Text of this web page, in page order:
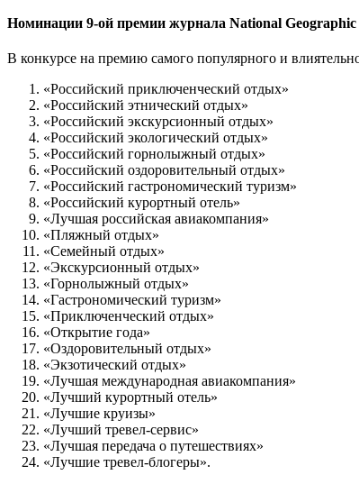
Номинации 9-ой премии журнала National
В конкурсе на премию самого популярного и
«Российский приключенческий отдых»
«Российский этнический отдых»
«Российский экскурсионный отдых»
«Российский экологический отдых»
«Российский горнолыжный отдых»
«Российский оздоровительный отдых»
«Российский гастрономический туризм»
«Российский курортный отель»
«Лучшая российская авиакомпания»
«Пляжный отдых»
«Семейный отдых»
«Экскурсионный отдых»
«Горнолыжный отдых»
«Гастрономический туризм»
«Приключенческий отдых»
«Открытие года»
«Оздоровительный отдых»
«Экзотический отдых»
«Лучшая международная авиакомпания»
«Лучший курортный отель»
«Лучшие круизы»
«Лучший тревел-сервис»
«Лучшая передача о путешествиях»
«Лучшие тревел-блогеры».